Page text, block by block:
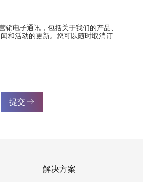
销电子通讯，包括关于我们的产品、
和活动的更新。您可以随时取消订
提交
解决方案